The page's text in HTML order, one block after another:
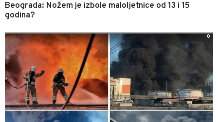
Beograda: Nožem je izbole maloljetnice od 13 i 15
godina?
0